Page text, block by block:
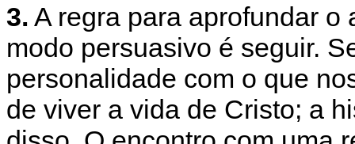
3. A regra para aprofundar
modo persuasivo é seguir.
personalidade com o que
de viver a vida de Cristo; a